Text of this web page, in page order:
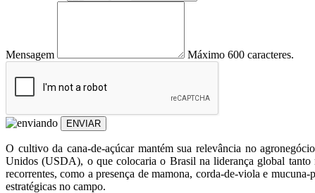
Mensagem Máximo 600 caracteres.
ENVIAR
O cultivo da cana-de-açúcar mantém sua relevância no
Unidos (USDA), o que colocaria o Brasil na liderança global tanto
recorrentes, como a presença de mamona, corda-de-viola e
estratégicas no campo.